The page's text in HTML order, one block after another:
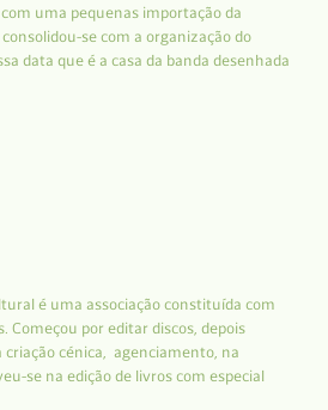
uma pequenas importação da
se com a organização do
data que é a casa da banda desenhada
é uma associação constituída com
Começou por editar discos, depois
criação cénica, agenciamento, na
se na edição de livros com especial